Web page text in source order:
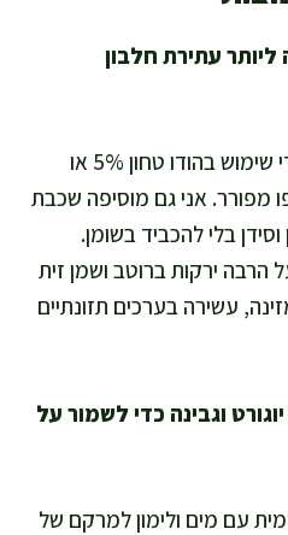
עתירת חלבון
אני מגדילה את החלבון על ידי שימוש בהודו טחון 5% או
מפורר. אני גם מוסיפה שכבת
חלבון וסידן בלי להכביד בשומן.
הרבה ירקות ברוטב ושמן זית
עשירה בערכים תזונתיים
וגבינה כדי לשמור על
עם מים ולימון למרקם של